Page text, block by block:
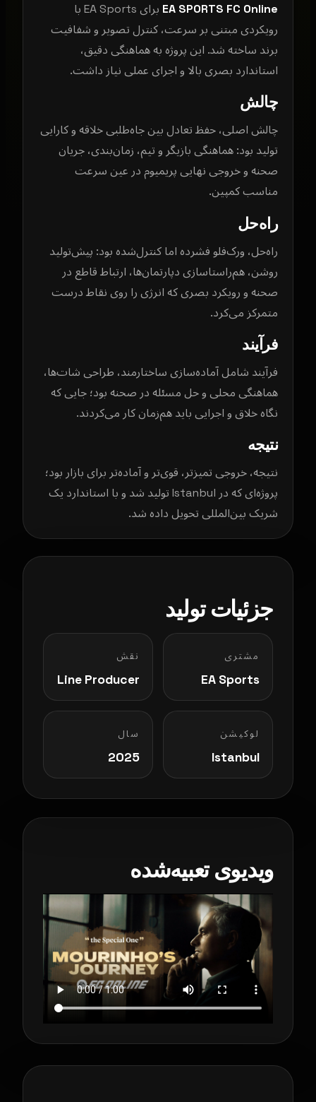
EA SPORTS FC Online
برای EA Sports با
رویکردی مبتنی بر سرعت، کنترل تصویر و شفافیت
برند ساخته شد. این پروژه به هماهنگی دقیق،
استاندارد بصری بالا و اجرای عملی نیاز داشت.
چالش
چالش اصلی، حفظ تعادل بین جاه‌طلبی خلاقه و کارایی
تولید بود: هماهنگی بازیگر و تیم، زمان‌بندی، جریان
صحنه و خروجی نهایی پریمیوم در عین سرعت
مناسب کمپین.
راه‌حل
راه‌حل، ورک‌فلو فشرده اما کنترل‌شده بود: پیش‌تولید
روشن، هم‌راستاسازی دپارتمان‌ها، ارتباط قاطع در
صحنه و رویکرد بصری که انرژی را روی نقاط درست
متمرکز می‌کرد.
فرآیند
فرآیند شامل آماده‌سازی ساختارمند، طراحی شات‌ها،
هماهنگی محلی و حل مسئله در صحنه بود؛ جایی که
نگاه خلاق و اجرایی باید هم‌زمان کار می‌کردند.
نتیجه
نتیجه، خروجی تمیزتر، قوی‌تر و آماده‌تر برای بازار بود؛
پروژه‌ای که در Istanbul تولید شد و با استاندارد یک
شریک بین‌المللی تحویل داده شد.
جزئیات تولید
مشتری
EA Sports
نقش
Line Producer
لوکیشن
Istanbul
سال
2025
ویدیوی تعبیه‌شده